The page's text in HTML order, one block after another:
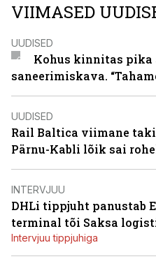
VIIMASED
UUDISED
Kohus kinnitas pika
saneerimiskava.
UUDISED
Rail Baltica viimane
Pärnu-Kabli lõik sai
INTERVJUU
DHLi tippjuht panustab
terminal tõi Saksa
Intervjuu tippjuhiga